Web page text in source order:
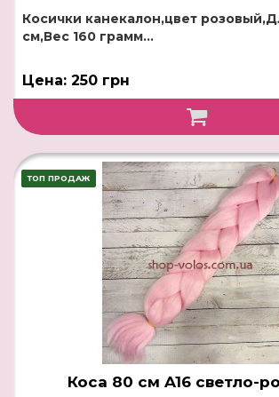
Косички канекалон,цвет
см,Вес 160 грамм...
Цена: 250 грн
ТОП ПРОДАЖ
Коса 80 см A16 светло-